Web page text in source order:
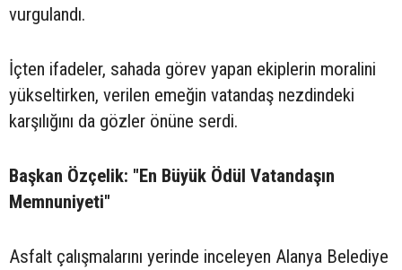
vurgulandı.
İçten ifadeler, sahada görev yapan ekiplerin moralini
yükseltirken, verilen emeğin vatandaş nezdindeki
karşılığını da gözler önüne serdi.
Başkan Özçelik: "En Büyük Ödül Vatandaşın
Memnuniyeti"
Asfalt çalışmalarını yerinde inceleyen Alanya Belediye